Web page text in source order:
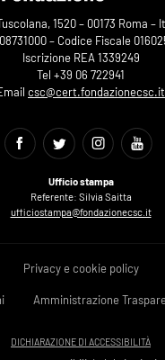
1520 – 00173 Roma –
– Codice Fiscale
Iscrizione REA 1339249
Tel +39 06 722941
csc@cert.fondazionecsc.it
Ufficio stampa
Referente: Silvia Saitta
ufficiostampa@fondazionecsc.it
Privacy e cookie policy
Amministrazione
DICHIARAZIONE DI ACCESSIBILITÀ